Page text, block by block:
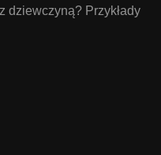
dziewczyną? Przykłady